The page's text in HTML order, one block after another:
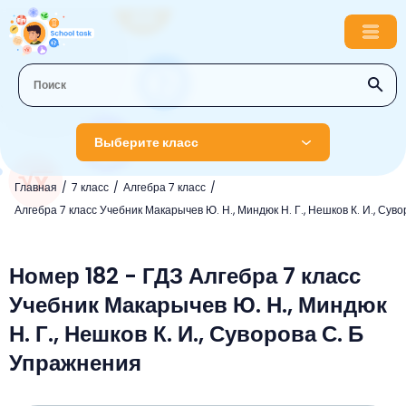
Выберите класс
Главная 7 класс
Алгебра 7 класс
Алгебра 7 класс Учебник Макарычев Ю. Н., Миндюк Н. Г., Нешков К. И.,
1 класс
Русский язык
Литературное чтение
Окружающий мир
Математика
Английский язык
Информатика
3 класс
Музыка
Окружающий мир
4 класс
Английский язык
Номер 182 - ГДЗ Алгебра 7 класс
Учебник Макарычев Ю. Н., Миндюк
Н. Г., Нешков К. И., Суворова С. Б
Упражнения